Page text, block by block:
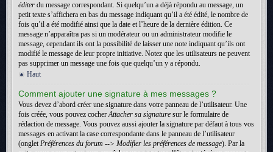
éditer du message correspondant. Si quelqu’un a déjà répondu au message, un
petit texte s’affichera en bas du message indiquant qu’il a été édité, le nombre de
fois qu’il a été modifié ainsi que la date et l’heure de la dernière édition. Ce
message n’apparaîtra pas si un modérateur ou un administrateur modifie le
message, cependant ils ont la possibilité de laisser une note indiquant qu’ils ont
modifié le message de leur propre initiative. Notez que les utilisateurs ne peuvent
pas supprimer un message une fois que quelqu’un y a répondu.
Haut
Comment ajouter une signature à mes messages ?
Vous devez d’abord créer une signature dans votre panneau de l’utilisateur. Une
fois créée, vous pouvez cocherAttacher sa signature sur le formulaire de
rédaction de message. Vous pouvez aussi ajouter la signature par défaut à tous vos
messages en activant la case correspondante dans le panneau de l’utilisateur
(ongletPréférences du forum --> Modifier les préférences de message). Par la